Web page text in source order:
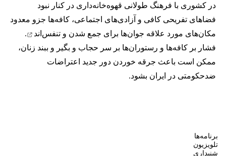
در کشوری با فرهنگ طولانی قهوه‌‌خانه‌داری در کنار نبود
فضاهای تفریحی کافی و آزادی‌های اجتماعی، کافه‌ها جزو معدود
مکان‌های مورد علاقه جوان‌ها برای جمع شدن و تنفس‌اند
.
فشار بر کافه‌ها و رستوران‌ها بر سر حجاب و بگیر و ببند زنان،
ممکن است باعث جرقه خوردن دور جدید اعتراضات
ضدحکومتی در ایران بشود.
برنامه‌ها
تلویزیون
شنیداری